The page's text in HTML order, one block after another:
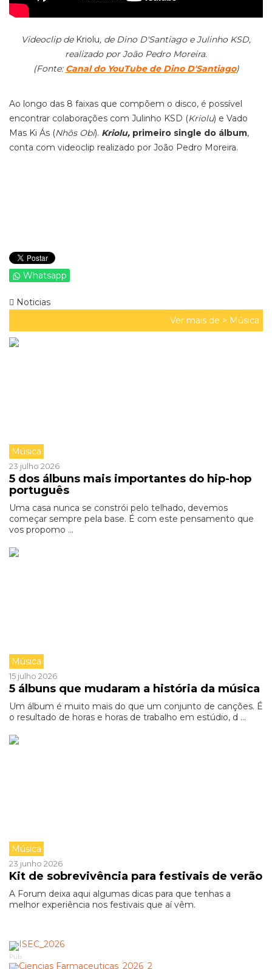
Videoclip de Kriolu, de Dino D'Santiago e Julinho KSD,
realizado por João Pedro Moreira.
(Fonte: Canal do YouTube de Dino D'Santiago)
Ao longo das 8 faixas que compõem o disco, é possível
encontrar colaborações com Julinho KSD (Kriolu) e Vado
Mas Ki Ás (Nhôs Obi). Kriolu, primeiro single do álbum,
conta com videoclip realizado por João Pedro Moreira.
Whatsapp
Noticias
Ver mais de > Música
Música
23 julho 2026
5 dos álbuns mais importantes do hip-hop
português
Uma casa nunca se constrói pelo telhado, devemos
começar sempre pela base. É com este pensamento que
vos propomo ...
Música
15 julho 2026
5 álbuns que mudaram a história da música
Um álbum é muito mais do que um conjunto de canções. É
o resultado de horas e horas de trabalho em estúdio, d ...
Música
23 junho 2026
Kit de sobrevivência para festivais de verão
A Forum deixa aqui algumas dicas para que tenhas a
melhor experiência nos festivais que aí vêm.
Pub